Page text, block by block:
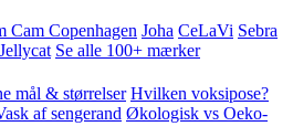
Cam Copenhagen Joha CeLaVi Sebra
Jellycat Se alle 100+ mærker
mål & størrelser Hvilken voksipose?
af sengerand Økologisk vs Oeko-